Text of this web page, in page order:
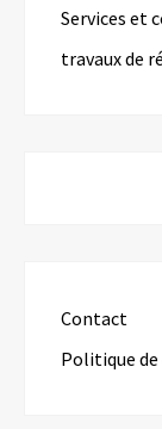
Services et
travaux de
Contact
Politique